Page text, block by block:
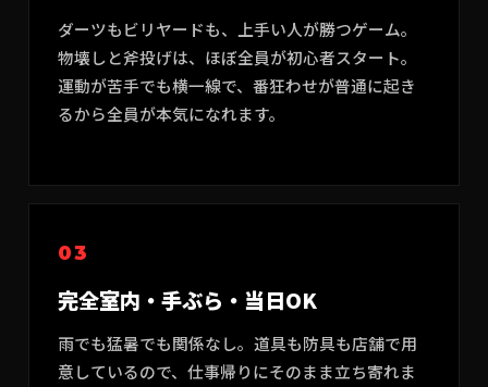
ダーツもビリヤードも、上手い人が勝つゲーム。
物壊しと斧投げは、ほぼ全員が初心者スタート。
運動が苦手でも横一線で、番狂わせが普通に起き
るから全員が本気になれます。
03
完全室内・手ぶら・当日OK
雨でも猛暑でも関係なし。道具も防具も店舗で用
意しているので、仕事帰りにそのまま立ち寄れま